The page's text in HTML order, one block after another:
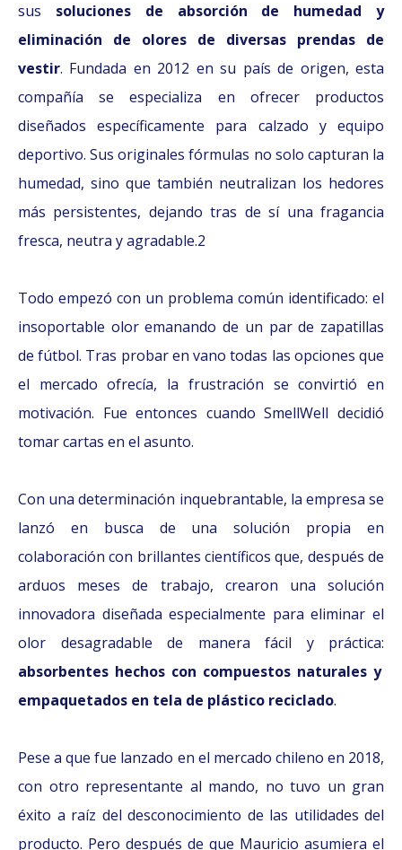
sus soluciones de absorción de humedad y
eliminación de olores de diversas prendas de
vestir. Fundada en 2012 en su país de origen, esta
compañía se especializa en ofrecer productos
diseñados específicamente para calzado y equipo
deportivo. Sus originales fórmulas no solo capturan la
humedad, sino que también neutralizan los hedores
más persistentes, dejando tras de sí una fragancia
fresca, neutra y agradable.2
Todo empezó con un problema común identificado: el
insoportable olor emanando de un par de zapatillas
de fútbol. Tras probar en vano todas las opciones que
el mercado ofrecía, la frustración se convirtió en
motivación. Fue entonces cuando SmellWell decidió
tomar cartas en el asunto.
Con una determinación inquebrantable, la empresa se
lanzó en busca de una solución propia en
colaboración con brillantes científicos que, después de
arduos meses de trabajo, crearon una solución
innovadora diseñada especialmente para eliminar el
olor desagradable de manera fácil y práctica:
absorbentes hechos con compuestos naturales y
empaquetados en tela de plástico reciclado.
Pese a que fue lanzado en el mercado chileno en 2018,
con otro representante al mando, no tuvo un gran
éxito a raíz del desconocimiento de las utilidades del
producto. Pero después de que Mauricio asumiera el